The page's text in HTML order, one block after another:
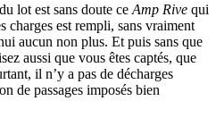
lot est sans doute ce Amp Rive qui
charges est rempli, sans vraiment
aucun non plus. Et puis sans que
aussi que vous êtes captés, que
il n’y a pas de décharges
de passages imposés bien